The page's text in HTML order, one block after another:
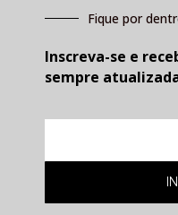
Fique por
Inscreva-se e
sempre